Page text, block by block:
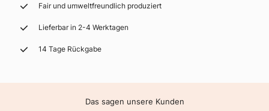
Fair und umweltfreundlich produziert
Lieferbar in 2-4 Werktagen
14 Tage Rückgabe
Das sagen unsere Kunden